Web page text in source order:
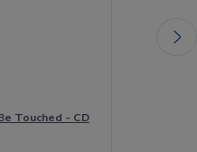
Touched - CD